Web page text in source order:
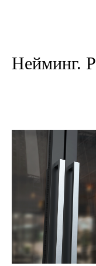
Нейминг.